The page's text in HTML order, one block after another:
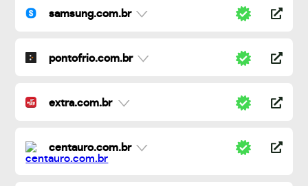
samsung.com.br
pontofrio.com.br
extra.com.br
centauro.com.br